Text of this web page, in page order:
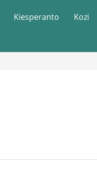
Kiesperanto Kozi